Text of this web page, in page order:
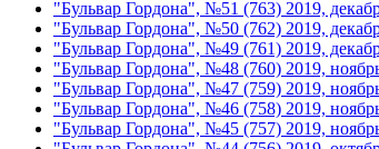
"Бульвар Гордона", №51 (763) 2019,
"Бульвар Гордона", №50 (762) 2019,
"Бульвар Гордона", №49 (761) 2019,
"Бульвар Гордона", №48 (760) 2019,
"Бульвар Гордона", №47 (759) 2019,
"Бульвар Гордона", №46 (758) 2019,
"Бульвар Гордона", №45 (757) 2019,